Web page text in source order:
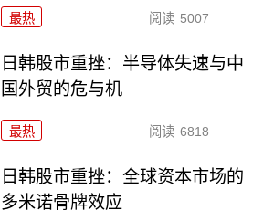
最热 阅读 5007
日韩股市重挫：半导体失速与中
国外贸的危与机
最热 阅读 6818
日韩股市重挫：全球资本市场的
多米诺骨牌效应